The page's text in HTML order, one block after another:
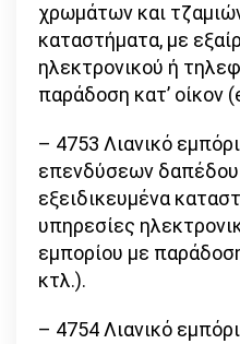
χρωμάτων και
καταστήματα, με
ηλεκτρονικού ή
παράδοση κατ’ οίκον
– 4753 Λιανικό
επενδύσεων δαπέδου
εξειδικευμένα
υπηρεσίες
εμπορίου με
κτλ.).
– 4754 Λιανικό